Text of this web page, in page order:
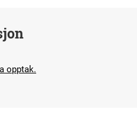
opptak.